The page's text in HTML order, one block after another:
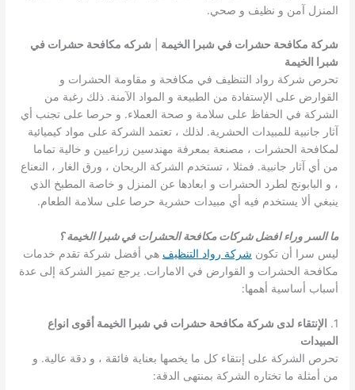
المنزل آمن و نظيف و صحي.
شركة مكافحة حشرات في شبرا الخيمة
شركه مكافحة حشرات في
شبرا الخيمة
تحرص شركة رواد التنظيف في مكافحة و مقاومة الحشرات و
القوارض على الإستفادة من الطبيعة و المواد الآمنة. ذلك رغبة من
الشركة في الحفاظ على سلامة و صحة العملاء. و حرصا على تجنب أي
آثار جانبية للمبيدات الحشرية. لذلك ، تعتمد الشركة على مواد كيميائية
لمكافحة الحشرات ، مصنعة بمعرفة مهندسين زراعيين و خالية تماما
من أي آثار جانبية. فمثلا ، تستخدم الشركة الريحان ، ورق الغار ، النعناع
، و البابونج لطرد الحشرات و ابعادها عن المنزل و خاصة المطبخ الذي
ينبغي ألا يستخدم فيه أي مبيدات حشرية حرصا على سلامة الطعام.
ما السر وراء افضل شركات مكافحة الحشرات في شبرا الخيمة ؟
ليس سرا أن تكون شركة رواد التنظيف هي أفضل شركة تقدم خدمات
مكافحة الحشرات و القوارض في الامارات. يرجع تميز الشركة إلى عدة
أسباب أساسية أهمها:
1. الإنتقاء لدى شركة مكافحة حشرات في شبرا الخيمة أقوى انواع
المبيدات
تحرص الشركة على إنتقاء كل ما يخصها بعناية فائقة ، و دقة عالية. و
من أمثلة ما تختاره الشركة بمنتهى الدقة: